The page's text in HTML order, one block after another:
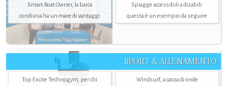
Smart Boat Owner, la barca
condivisa ha un mare di vantaggi
Spiagge accessibili a disabili:
questa è un esempio da seguire
SPORT & ALLENAMENTO
Top Excite Technogym, per chi
Windsurf, a caccia di onde